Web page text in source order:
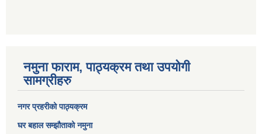
नमुना फाराम, पाठ्यक्रम तथा उपयोगी
सामग्रीहरु
नगर प्रहरीको पाठ्यक्रम
घर बहाल सम्झौताको नमुना